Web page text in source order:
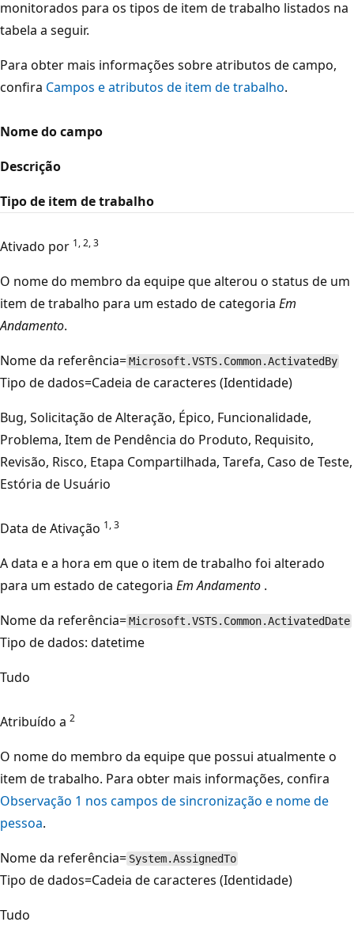
monitorados para os tipos de item de trabalho listados na
tabela a seguir.
Para obter mais informações sobre atributos de campo,
confira Campos e atributos de item de trabalho.
Nome do campo
Descrição
Tipo de item de trabalho
Ativado por 1, 2, 3
O nome do membro da equipe que alterou o status de um
item de trabalho para um estado de categoria Em
Andamento.
Nome da referência=Microsoft.VSTS.Common.ActivatedBy
Tipo de dados=Cadeia de caracteres (Identidade)
Bug, Solicitação de Alteração, Épico, Funcionalidade,
Problema, Item de Pendência do Produto, Requisito,
Revisão, Risco, Etapa Compartilhada, Tarefa, Caso de Teste,
Estória de Usuário
Data de Ativação 1, 3
A data e a hora em que o item de trabalho foi alterado
para um estado de categoria Em Andamento .
Nome da referência=Microsoft.VSTS.Common.ActivatedDate
Tipo de dados: datetime
Tudo
Atribuído a 2
O nome do membro da equipe que possui atualmente o
item de trabalho. Para obter mais informações, confira
Observação 1 nos campos de sincronização e nome de
pessoa.
Nome da referência= System.AssignedTo
Tipo de dados=Cadeia de caracteres (Identidade)
Tudo